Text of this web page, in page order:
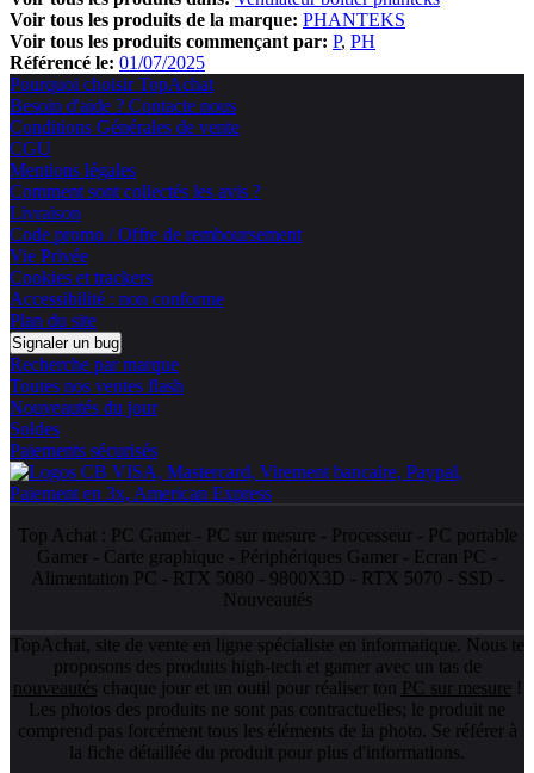
Voir tous les produits de la marque: PHANTEKS
Voir tous les produits commençant par: P PH
Référencé le: 01/07/2025
Pourquoi choisir TopAchat
Besoin d'aide ? Contacte nous
Conditions Générales de vente
CGU
Mentions légales
Comment sont collectés les avis ?
Livraison
Code promo / Offre de remboursement
Vie Privée
Cookies et trackers
Accessibilité : non conforme
Plan du site
Signaler un bug
Recherche par marque
Toutes nos ventes flash
Nouveautés du jour
Soldes
Paiements sécurisés
Top Achat : PC Gamer- PC sur mesure - Processeur- PC portable
Gamer - Carte graphique - Périphériques Gamer - Ecran PC -
Alimentation PC - RTX 5080 - 9800X3D - RTX 5070 - SSD -
Nouveautés
TopAchat, site de vente en ligne spécialiste en informatique. Nous te
proposons des produits high-tech et gamer avec un tas de
nouveautés chaque jour et un outil pour réaliser ton PC sur mesure !
Les photos des produits ne sont pas contractuelles; le produit ne
comprend pas forcément tous les éléments de la photo. Se référer à
la fiche détaillée du produit pour plus d'informations.